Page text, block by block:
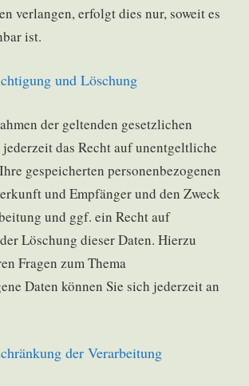
verlangen, erfolgt dies nur, soweit es
ist.
und Löschung
der geltenden gesetzlichen
das Recht auf unentgeltliche
gespeicherten personenbezogenen
und Empfänger und den Zweck
und ggf. ein Recht auf
Löschung dieser Daten. Hierzu
Fragen zum Thema
Daten können Sie sich jederzeit an
der Verarbeitung